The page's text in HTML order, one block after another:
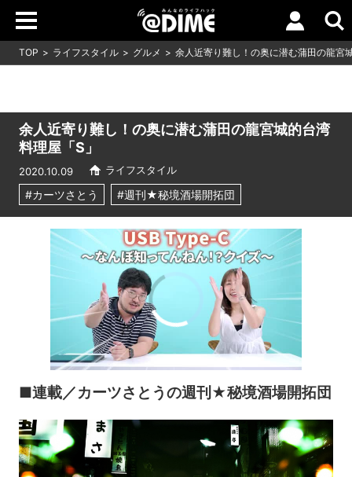
TOP ライフスタイル グルメ 余人近寄り難し！の奥に潜む蒲田の龍宮
余人近寄り難し！の奥に潜む蒲田の龍宮城的台湾
料理屋「S」
2020.10.09 ライフスタイル
#カーツさとう #週刊★秘境酒場開拓団
00:00/14:41
■連載／カーツさとうの週刊★秘境酒場開拓団